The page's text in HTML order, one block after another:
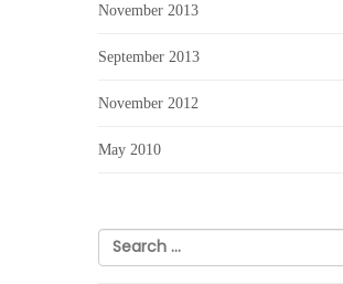
November 2013
September 2013
November 2012
May 2010
Search
for: